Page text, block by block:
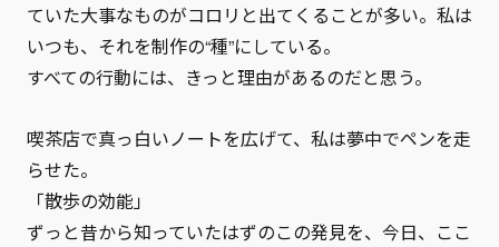
ていた大事なものがコロリと出てくることが多い。私は
いつも、それを制作の“種”にしている。
すべての行動には、きっと理由があるのだと思う。
喫茶店で真っ白いノートを広げて、私は夢中でペンを走
らせた。
「散歩の効能」
ずっと昔から知っていたはずのこの発見を、今日、ここ